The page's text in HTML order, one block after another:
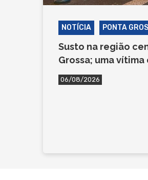
NOTÍCIA PONTA
Susto na região
Grossa; uma
06/08/2026